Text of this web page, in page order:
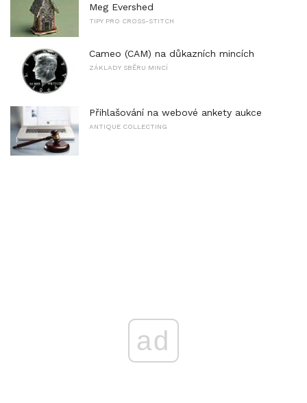
Meg Evershed
TIPY PRO CROSS-STITCH
Cameo (CAM) na důkazních mincích
ZÁKLADY SBĚRU MINCÍ
Přihlašování na webové ankety aukce
ANTIQUE COLLECTING
ad